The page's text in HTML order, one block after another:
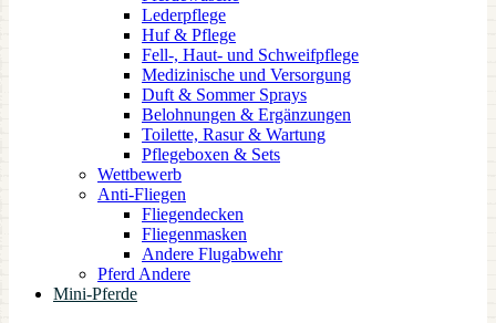
Lederpflege
Huf & Pflege
Fell-, Haut- und Schweifpflege
Medizinische und Versorgung
Duft & Sommer Sprays
Belohnungen & Ergänzungen
Toilette, Rasur & Wartung
Pflegeboxen & Sets
Wettbewerb
Anti-Fliegen
Fliegendecken
Fliegenmasken
Andere Flugabwehr
Pferd Andere
Mini-Pferde